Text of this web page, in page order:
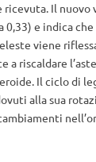
Il nuovo
e indica che
viene
riscaldare
Il ciclo di
alla sua